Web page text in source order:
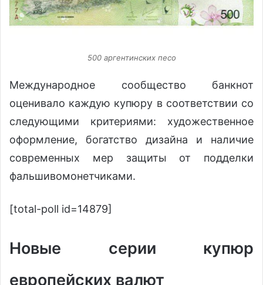
500 аргентинских песо
Международное сообщество банкнот
оценивало каждую купюру в соответствии со
следующими критериями: художественное
оформление, богатство дизайна и наличие
современных мер защиты от подделки
фальшивомонетчиками.
[total-poll id=14879]
Новые серии купюр
европейских валют